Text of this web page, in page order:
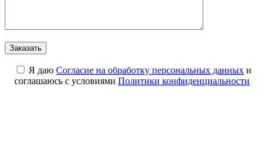
Я даю Cогласие на обработку персональных данных и
соглашаюсь с условиями Политики конфиденциальности